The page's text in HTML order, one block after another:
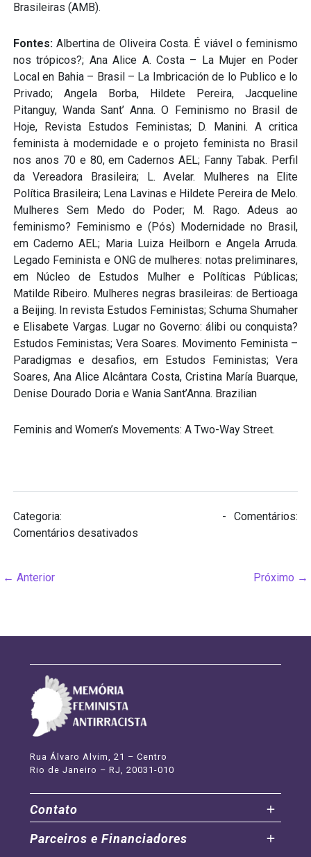
Brasileiras (AMB).
Fontes:Albertina de Oliveira Costa. É viável o feminismo
nos trópicos?; Ana Alice A. Costa – La Mujer en Poder
Local en Bahia – Brasil – La Imbricación de lo Publico e lo
Privado; Angela Borba, Hildete Pereira, Jacqueline
Pitanguy, Wanda Sant’ Anna. O Feminismo no Brasil de
Hoje, Revista Estudos Feministas; D. Manini. A critica
feminista à modernidade e o projeto feminista no Brasil
nos anos 70 e 80, em Cadernos AEL; Fanny Tabak. Perfil
da Vereadora Brasileira; L. Avelar. Mulheres na Elite
Política Brasileira; Lena Lavinas e Hildete Pereira de Melo.
Mulheres Sem Medo do Poder; M. Rago. Adeus ao
feminismo? Feminismo e (Pós) Modernidade no Brasil,
em Caderno AEL; Maria Luiza Heilborn e Angela Arruda.
Legado Feminista e ONG de mulheres: notas preliminares,
em Núcleo de Estudos Mulher e Políticas Públicas;
Matilde Ribeiro. Mulheres negras brasileiras: de Bertioaga
a Beijing. In revista Estudos Feministas; Schuma Shumaher
e Elisabete Vargas. Lugar no Governo: álibi ou conquista?
Estudos Feministas; Vera Soares. Movimento Feminista –
Paradigmas e desafios, em Estudos Feministas; Vera
Soares, Ana Alice Alcântara Costa, Cristina María Buarque,
Denise Dourado Doria e Wania Sant’Anna. Brazilian
Feminis and Women’s Movements: A Two-Way Street.
Categoria:
- Comentários:
Comentários desativadosem
← Anterior Próximo →
Rua Álvaro Alvim, 21 – Centro
Rio de Janeiro – RJ, 20031-010
Contato
Parceiros e Financiadores